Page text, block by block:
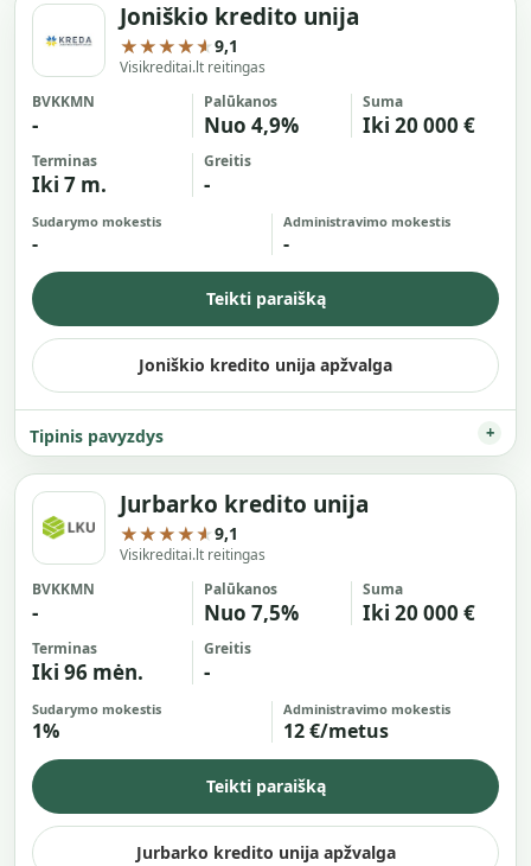
Joniškio kredito unija
★★★★★9,1
Visikreditai.lt reitingas
BVKKMN
-
Palūkanos
Nuo 4,9%
Suma
Iki 20 000 €
Terminas
Iki 7 m.
Greitis
-
Sudarymo mokestis
-
Administravimo mokestis
-
Teikti paraišką
Joniškio kredito unija apžvalga
Tipinis pavyzdys
Jurbarko kredito unija
★★★★★9,1
Visikreditai.lt reitingas
BVKKMN
-
Palūkanos
Nuo 7,5%
Suma
Iki 20 000 €
Terminas
Iki 96 mėn.
Greitis
-
Sudarymo mokestis
1%
Administravimo mokestis
12 €/metus
Teikti paraišką
Jurbarko kredito unija apžvalga